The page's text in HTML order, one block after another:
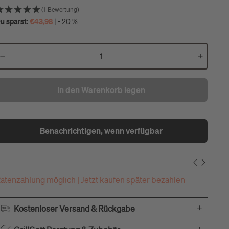
(1 Bewertung)
sparst:€43,98 | - 20 %
In den Warenkorb legen
Benachrichtigen, wenn verfügbar
möglich | Jetzt kaufen später bezahlen
Kostenloser Versand & Rückgabe +